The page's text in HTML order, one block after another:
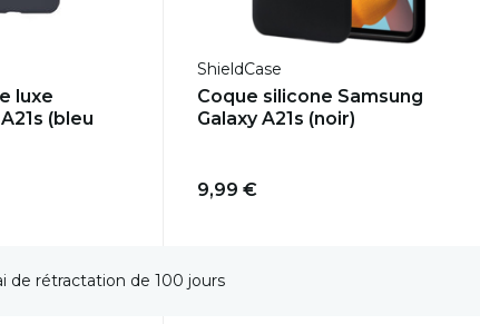
luxe
(bleu
ShieldCase
Coque silicone Samsung
Galaxy A21s (noir)
9,99 €
Livraison gratuite